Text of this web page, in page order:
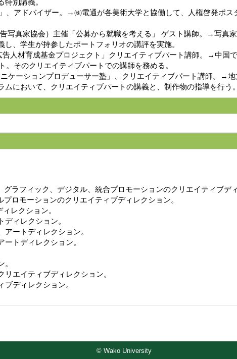
別講義。
アドバイザー。→㈱電通が各美術大学と協働して、人権啓発ポス
写真家協会）主催「公募から就職を考える」 ゲスト講師。→写真
、学生が持参したポートフォリオの講評を実施。
人材育成基金プロジェクト」クリエイティブパート講師。→中国
そのクリエイティブパートでの講師を務める。
ケーションプロデューサー塾」、クリエイティブパート講師。→
において、クリエイティブパートの講義と、制作物の指導を行う。
ラフィック、デジタル、統合プロモーションのクリエイティブデ
ロモーションのクリエイティブディレクション。
レクション。
ィレクション。
ートディレクション。
トディレクション。
エイティブディレクション。
ディレクション。
© Wako University